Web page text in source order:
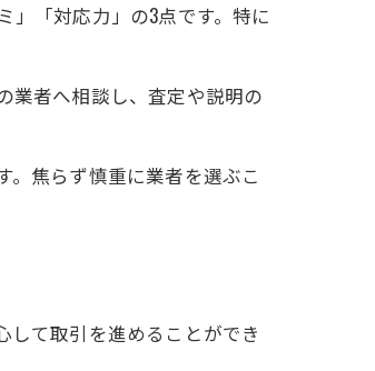
「対応力」の3点です。特に
業者へ相談し、査定や説明の
焦らず慎重に業者を選ぶこ
て取引を進めることができ